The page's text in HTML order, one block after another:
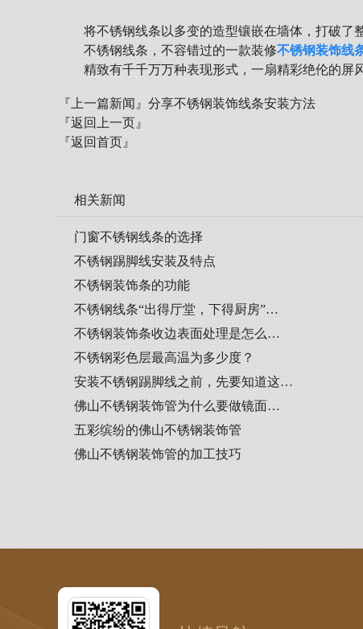
将不锈钢线条以多变的造型镶嵌在墙体，打破了
不锈钢线条，不容错过的一款装修不锈钢装饰线
精致有千千万万种表现形式，一扇精彩绝伦的屏
『上一篇新闻』 分享不锈钢装饰线条安装方法
『返回上一页』
『返回首页』
相关新闻
门窗不锈钢线条的选择
不锈钢踢脚线安装及特点
不锈钢装饰条的功能
不锈钢线条“出得厅堂，下得厨房”…
不锈钢装饰条收边表面处理是怎么…
不锈钢彩色层最高温为多少度？
安装不锈钢踢脚线之前，先要知道这…
佛山不锈钢装饰管为什么要做镜面…
五彩缤纷的佛山不锈钢装饰管
佛山不锈钢装饰管的加工技巧